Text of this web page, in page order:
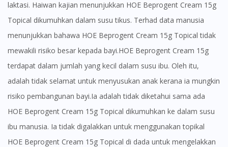
You seem to be shopping from Singapore
You are currently on DoctorOnCall.com.my, our Malaysian
DoctorOnCall Singapore?
laktasi. Haiwan kajian menunjukkan HOE Beprogent Cream 15g
Topical dikumuhkan dalam susu tikus. Terhad data manusia
menunjukkan bahawa HOE Beprogent Cream 15g Topical tidak
mewakili risiko besar kepada bayi.HOE Beprogent Cream 15g
terdapat dalam jumlah yang kecil dalam susu ibu. Oleh itu,
adalah tidak selamat untuk menyusukan anak kerana ia mungkin
risiko pembangunan bayi.Ia adalah tidak diketahui sama ada
HOE Beprogent Cream 15g Topical dikumuhkan ke dalam susu
ibu manusia. Ia tidak digalakkan untuk menggunakan topikal
HOE Beprogent Cream 15g Topical di dada untuk mengelakkan